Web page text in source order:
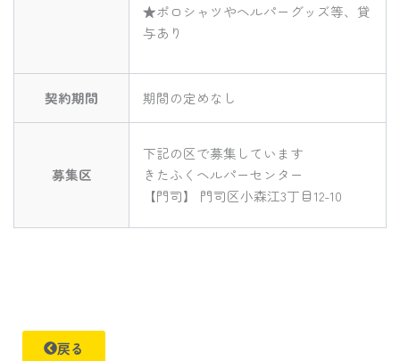
★ポロシャツやヘルパーグッズ等、貸
与あり
契約期間 期間の定めなし
募集区
下記の区で募集しています
きたふくヘルパーセンター
【門司】 門司区小森江3丁目12-10
戻る